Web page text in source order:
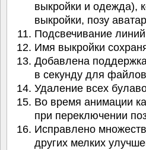
выкройки и одежда),
выкройки, позу
Подсвечивание
Имя выкройки
Добавлена
в секунду для
Удаление всех
Во время анимации
при переключении
Исправлено
других мелких